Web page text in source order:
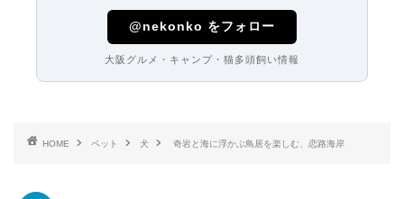
@nekonko をフォロー
大阪グルメ・キャンプ・猫多頭飼い情報
HOME ペット 犬 奇岩と海に浮かぶ鳥居を楽しむ、恋路海岸